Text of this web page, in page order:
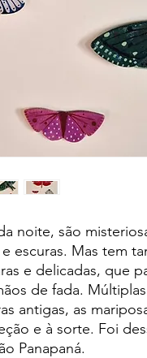
noite, são
escuras. Mas tem
e delicadas, que
de fada.
antigas, as
e à sorte. Foi
Panapaná.